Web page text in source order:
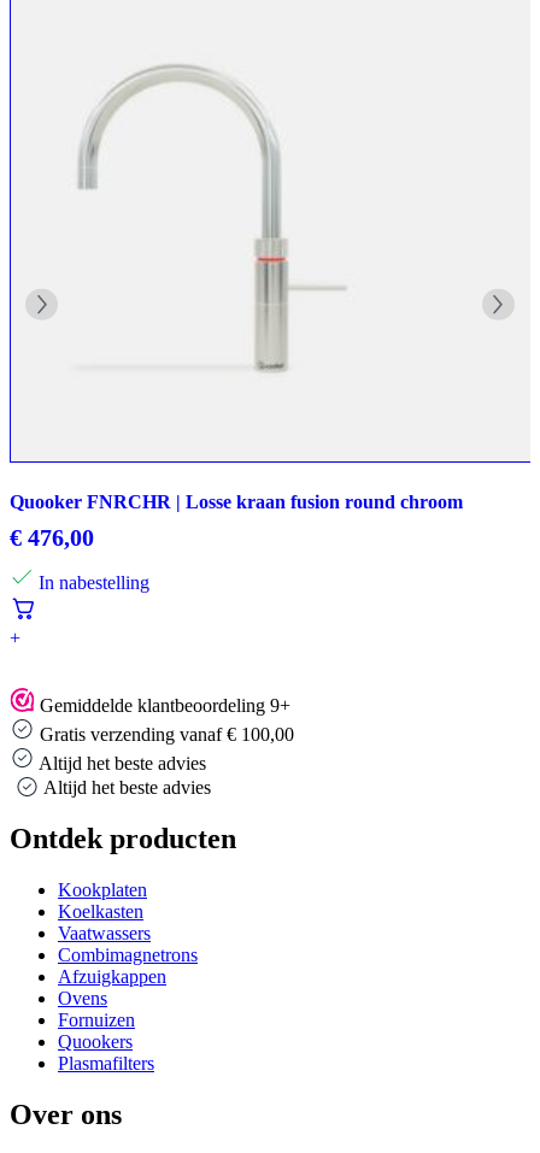
Quooker FNRCHR | Losse kraan fusion round chroom
€ 476,00
In nabestelling
+
Gemiddelde klantbeoordeling 9+
Gratis verzending vanaf € 100,00
Altijd het beste advies
Altijd het beste advies
Ontdek producten
Kookplaten
Koelkasten
Vaatwassers
Combimagnetrons
Afzuigkappen
Ovens
Fornuizen
Quookers
Plasmafilters
Over ons